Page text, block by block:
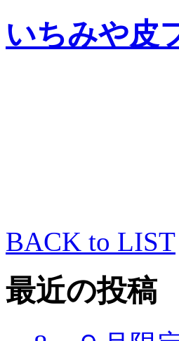
いちみや皮
BACK to LIST
最近の投稿